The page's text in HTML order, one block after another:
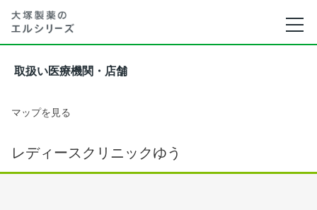
取扱い医療機関・店舗
マップを見る
レディースクリニックゆう